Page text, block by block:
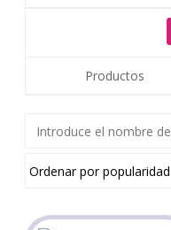
Productos